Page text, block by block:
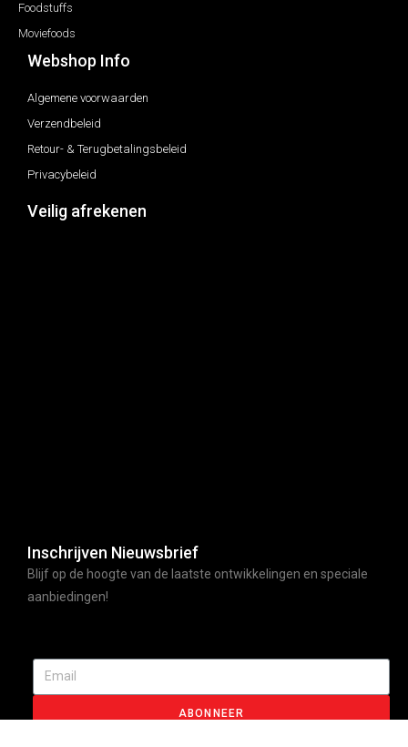
Foodstuffs
Moviefoods
Webshop Info
Algemene voorwaarden
Verzendbeleid
Retour- & Terugbetalingsbeleid
Privacybeleid
Veilig afrekenen
Inschrijven Nieuwsbrief
Blijf op de hoogte van de laatste ontwikkelingen en speciale
aanbiedingen!
ABONNEER